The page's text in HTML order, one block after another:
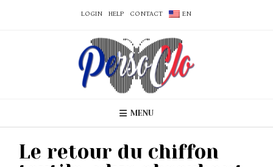
LOGIN HELP CONTACT EN
MENU
Le retour du chiffon